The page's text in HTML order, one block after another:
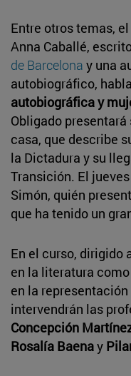
Entre otros temas,
Anna Caballé,
de Barcelona y una
autobiográfico,
autobiográfica y
Obligado
casa, que describe
la Dictadura y su
Transición. El
Simón, quién
que ha tenido un
En el curso, dirigido
en la literatura
en la
intervendrán las
Concepción
Rosalía Baenay